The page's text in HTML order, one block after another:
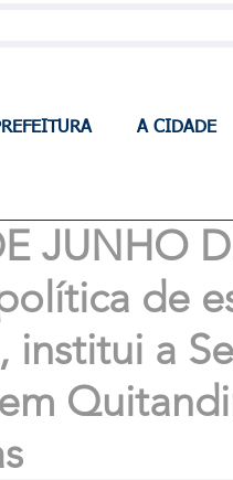
A CIDADE
JUNHO
de
institui a